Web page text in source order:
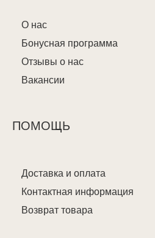
О нас
Бонусная программа
Отзывы о нас
Вакансии
ПОМОЩЬ
Доставка и оплата
Контактная информация
Возврат товара